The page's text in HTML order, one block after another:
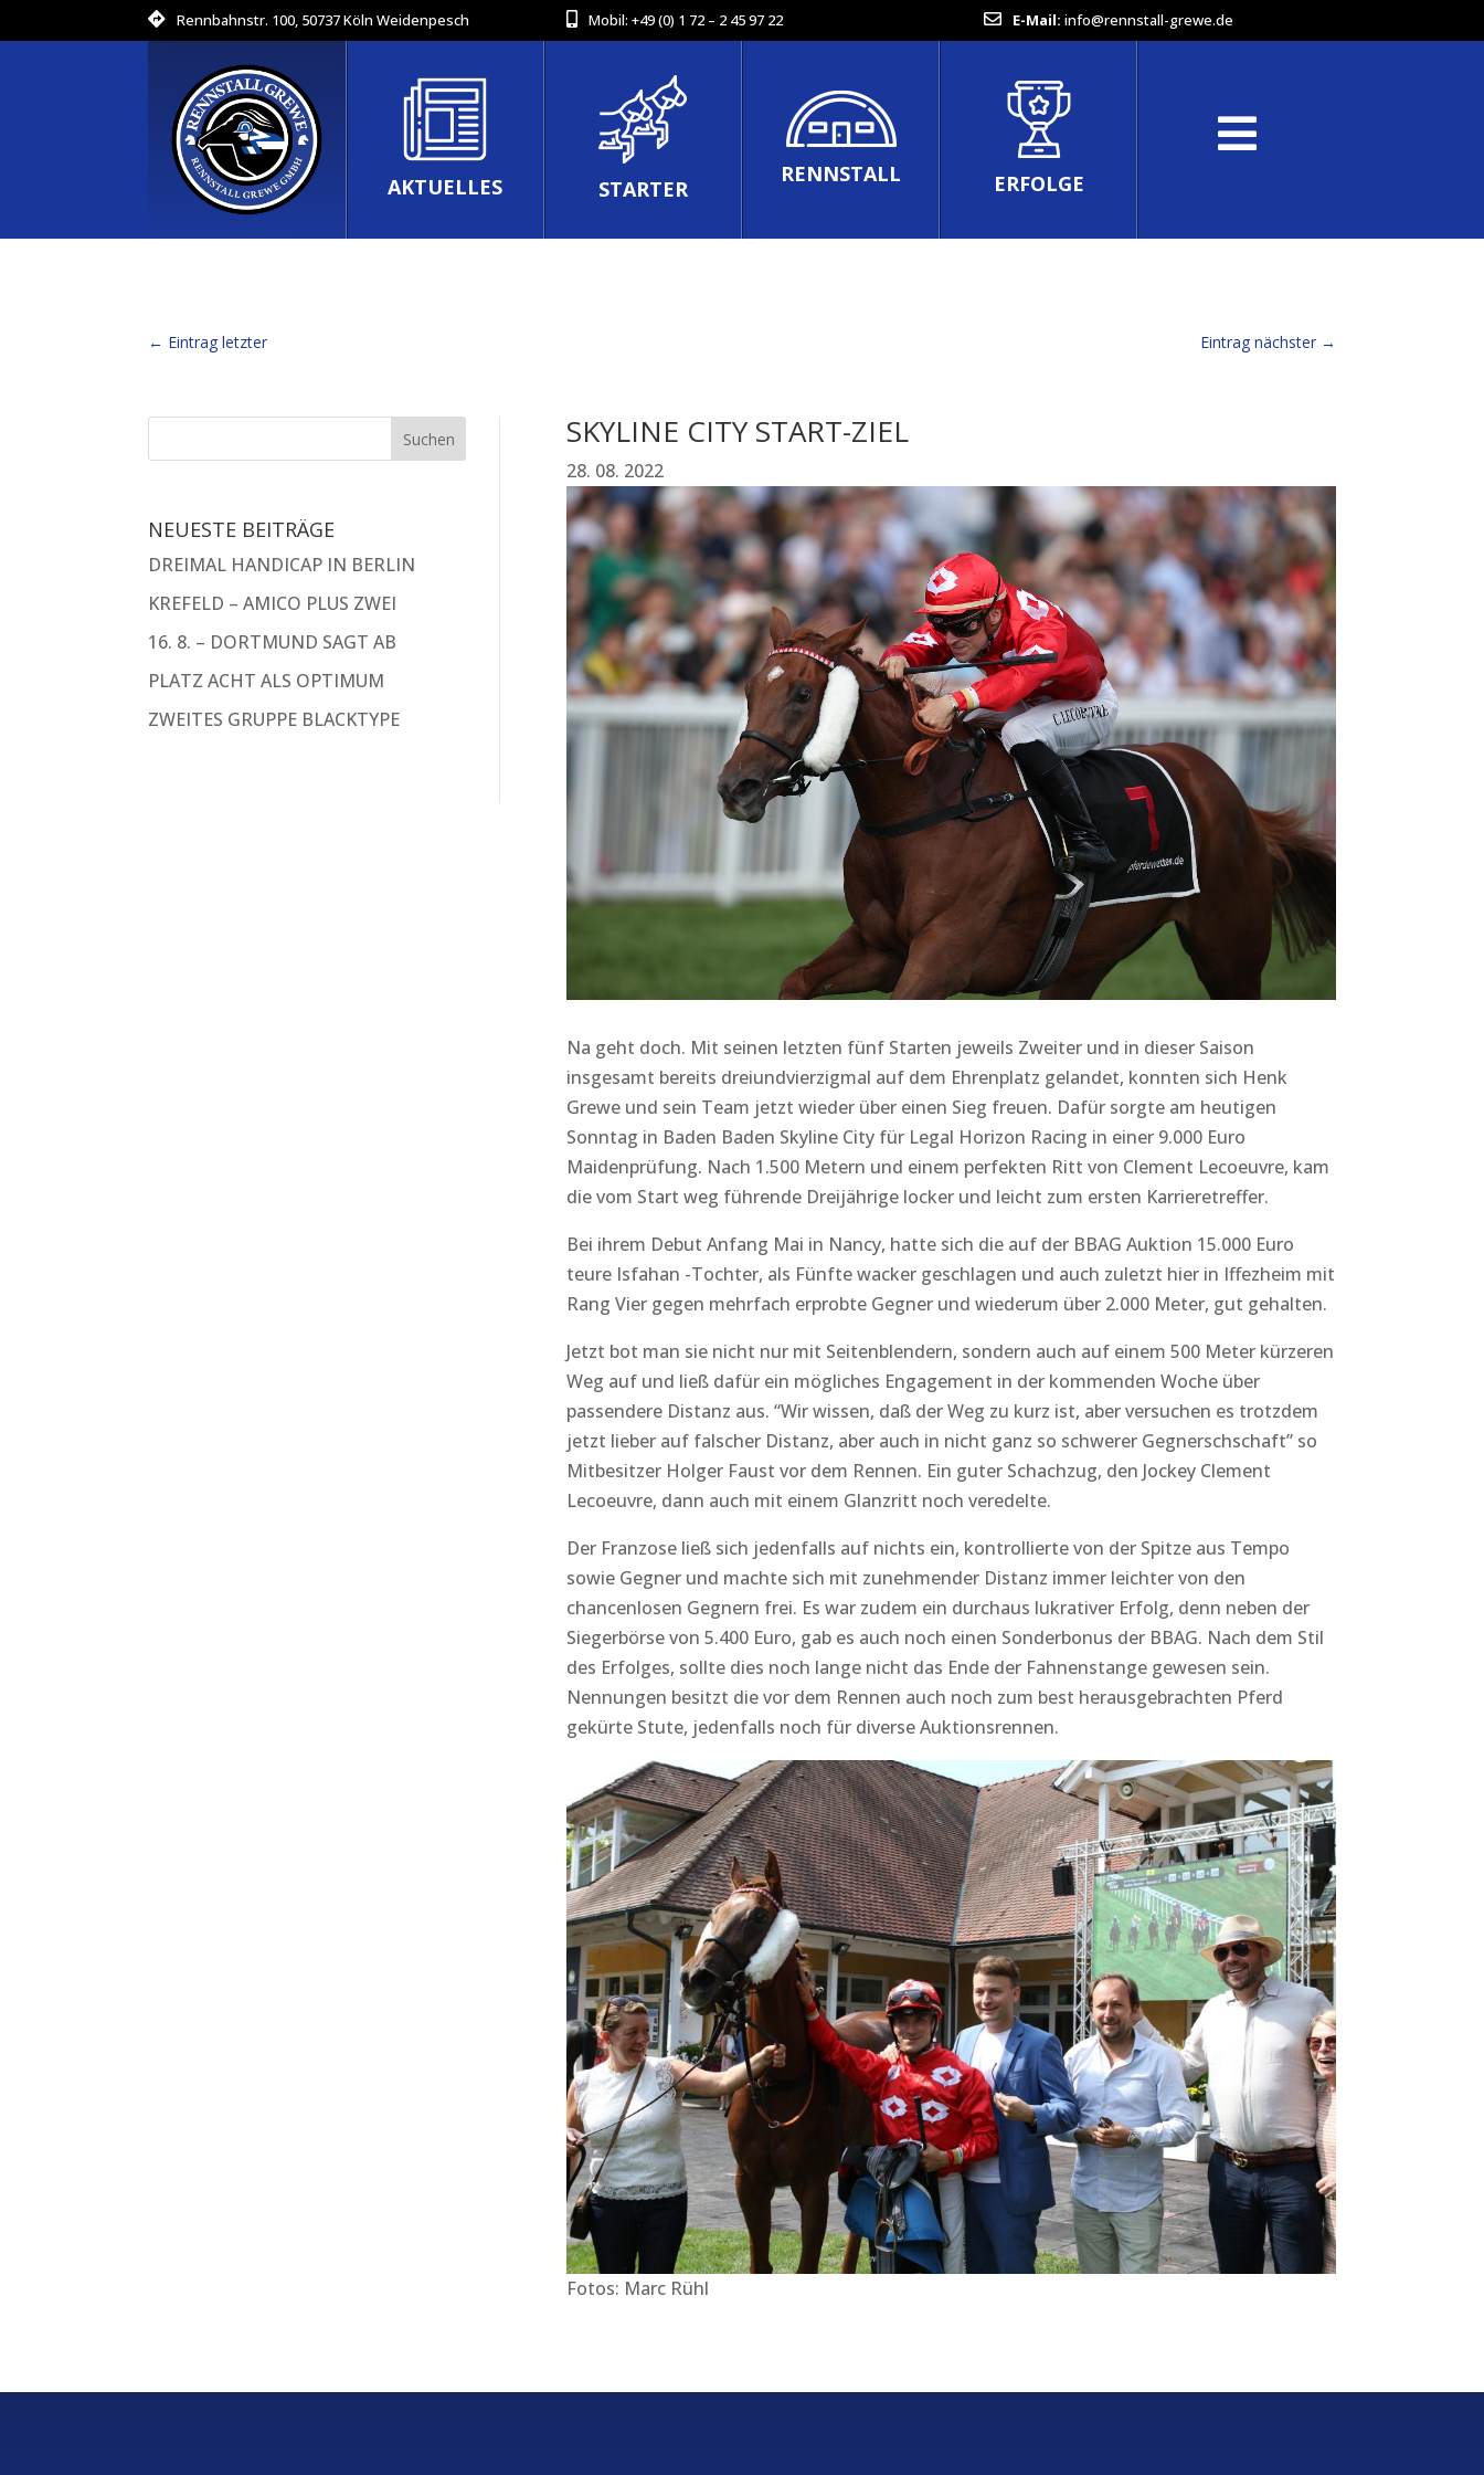
Rennbahnstr. 100, 50737 Köln Weidenpesch Mobil: +49 (0) 1 72 – 2 45 97 22 E-Mail: info@rennstall-grewe.de
AKTUELLES STARTER
RENNSTALL ERFOLGE
← Eintrag letzter Eintrag nächster→
NEUESTE BEITRÄGE
DREIMAL HANDICAP IN BERLIN
KREFELD – AMICO PLUS ZWEI
16. 8. – DORTMUND SAGT AB
PLATZ ACHT ALS OPTIMUM
ZWEITES GRUPPE BLACKTYPE
SKYLINE CITY START-ZIEL
28. 08. 2022
Na geht doch. Mit seinen letzten fünf Starten jeweils Zweiter und in dieser Saison
insgesamt bereits dreiundvierzigmal auf dem Ehrenplatz gelandet, konnten sich Henk
Grewe und sein Team jetzt wieder über einen Sieg freuen. Dafür sorgte am heutigen
Sonntag in Baden Baden Skyline City für Legal Horizon Racing in einer 9.000 Euro
Maidenprüfung. Nach 1.500 Metern und einem perfekten Ritt von Clement Lecoeuvre, kam
die vom Start weg führende Dreijährige locker und leicht zum ersten Karrieretreffer.
Bei ihrem Debut Anfang Mai in Nancy, hatte sich die auf der BBAG Auktion 15.000 Euro
teure Isfahan -Tochter, als Fünfte wacker geschlagen und auch zuletzt hier in Iffezheim mit
Rang Vier gegen mehrfach erprobte Gegner und wiederum über 2.000 Meter, gut gehalten.
Jetzt bot man sie nicht nur mit Seitenblendern, sondern auch auf einem 500 Meter kürzeren
Weg auf und ließ dafür ein mögliches Engagement in der kommenden Woche über
passendere Distanz aus. “Wir wissen, daß der Weg zu kurz ist, aber versuchen es trotzdem
jetzt lieber auf falscher Distanz, aber auch in nicht ganz so schwerer Gegnerschschaft” so
Mitbesitzer Holger Faust vor dem Rennen. Ein guter Schachzug, den Jockey Clement
Lecoeuvre, dann auch mit einem Glanzritt noch veredelte.
Der Franzose ließ sich jedenfalls auf nichts ein, kontrollierte von der Spitze aus Tempo
sowie Gegner und machte sich mit zunehmender Distanz immer leichter von den
chancenlosen Gegnern frei. Es war zudem ein durchaus lukrativer Erfolg, denn neben der
Siegerbörse von 5.400 Euro, gab es auch noch einen Sonderbonus der BBAG. Nach dem Stil
des Erfolges, sollte dies noch lange nicht das Ende der Fahnenstange gewesen sein.
Nennungen besitzt die vor dem Rennen auch noch zum best herausgebrachten Pferd
gekürte Stute, jedenfalls noch für diverse Auktionsrennen.
Fotos: Marc Rühl